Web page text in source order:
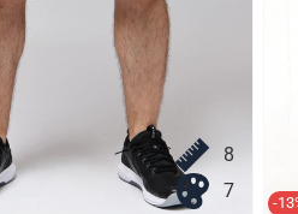
8
7
-